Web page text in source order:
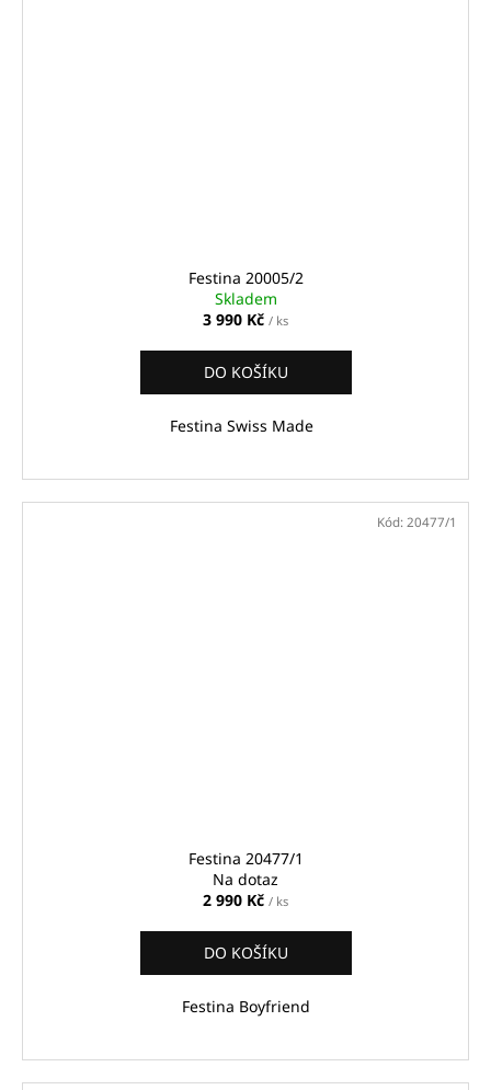
Festina 20005/2
Skladem
3 990 Kč / ks
DO KOŠÍKU
Festina Swiss Made
Festina 20477/1
Na dotaz
2 990 Kč / ks
DO KOŠÍKU
Festina Boyfriend
Kód: 20477/1